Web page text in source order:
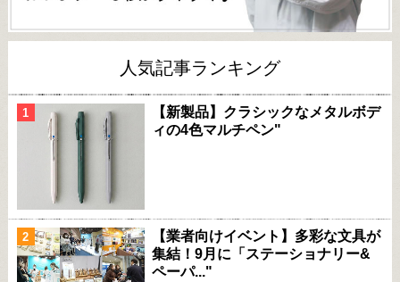
人気記事ランキング
【新製品】クラシックなメタルボデ
ィの4色マルチペン"
【業者向けイベント】多彩な文具が
集結！9月に「ステーショナリー&
ペーパ..."